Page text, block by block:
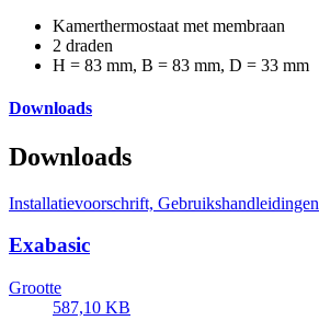
Kamerthermostaat met membraan
2 draden
H = 83 mm, B = 83 mm, D = 33 mm
Downloads
Downloads
Installatievoorschrift, Gebruikshandleidingen
Exabasic
Grootte
587,10 KB